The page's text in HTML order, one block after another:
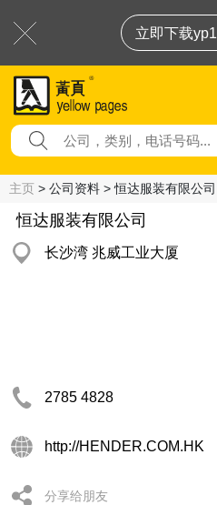
立即下载
主页 > 公司资料 > 恒达服装有限公司
恒达服装有限公司
长沙湾 兆威工业大厦
2785 4828
http://HENDER.COM.HK
分享给朋友